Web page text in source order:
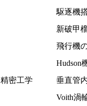
駆逐機
新破甲
飛行機
Hudson
精密工学
垂直管
Voith渦